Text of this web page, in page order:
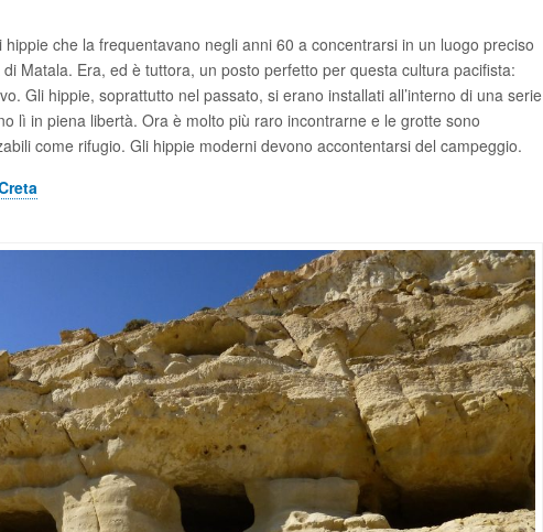
hippie che la frequentavano negli anni 60 a concentrarsi in un luogo preciso
Matala. Era, ed è tuttora, un posto perfetto per questa cultura pacifista:
Gli hippie, soprattutto nel passato, si erano installati all’interno di una serie
lì in piena libertà. Ora è molto più raro incontrarne e le grotte sono
come rifugio. Gli hippie moderni devono accontentarsi del campeggio.